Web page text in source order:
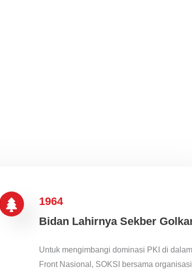
1964
Bidan Lahirnya Sekber
Untuk mengimbangi dominasi PKI di dalam
Front Nasional, SOKSI bersama organisasi